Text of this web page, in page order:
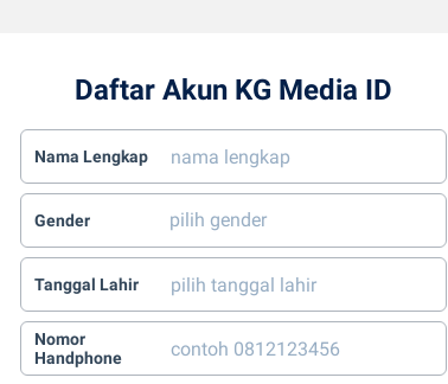
Daftar Akun KG Media ID
Nama Lengkap
Gender
Tanggal Lahir
Nomor
Handphone